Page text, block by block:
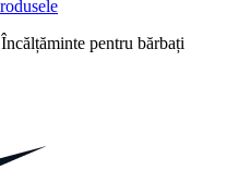
Încălțăminte pentru bărbați